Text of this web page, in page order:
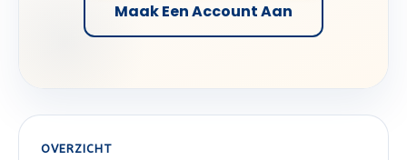
Maak Een Account Aan
OVERZICHT